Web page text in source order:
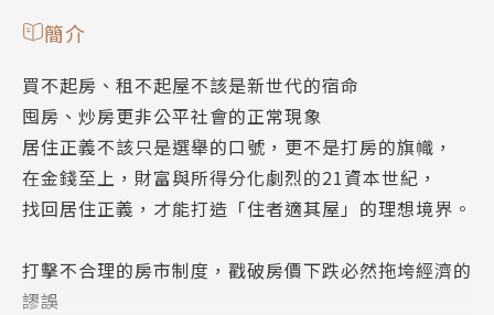
簡介
買不起房、租不起屋不該是新世代的宿命
囤房、炒房更非公平社會的正常現象
居住正義不該只是選舉的口號，更不是打房的旗幟，
在金錢至上，財富與所得分化劇烈的21資本世紀，
找回居住正義，才能打造「住者適其屋」的理想境界。
打擊不合理的房市制度，戳破房價下跌必然拖垮經濟的
謬誤